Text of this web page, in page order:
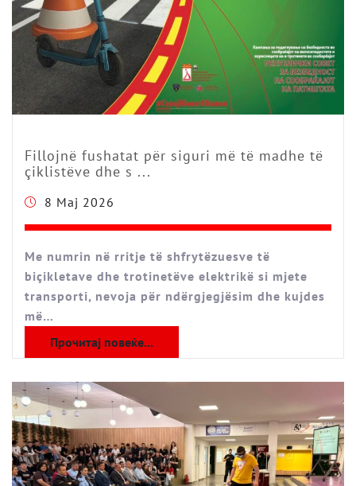
Fillojnë fushatat për siguri më të madhe të
çiklistëve dhe s ...
8 Maj 2026
Me numrin në rritje të shfrytëzuesve të
biçikletave dhe trotinetëve elektrikë si mjete
transporti, nevoja për ndërgjegjësim dhe kujdes
më…
Прочитај повеќе...